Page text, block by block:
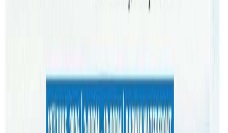
क्युएनसिसिलाई दिन लागेको आयोजक विशाल इन्टरटेन्टमेन्टका
हुनेछ । बेलुका ६ बजेदेखि सुरु हुने कार्यक्रममा नेपालबाट आएका
अभिभावक तथा १६ वर्ष मुनिका बालबालिकालाई निशुल्क प्रवेशको
व्यवस्था गरिएको छ ।